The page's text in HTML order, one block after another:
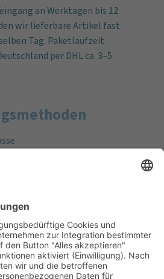
an Werktagen bis 12
wir lieferbare Artikel fast
Tag. Paketlaufzeit
per DHL ca. 3–5
(VISA & MasterCard)
vor und nach dem